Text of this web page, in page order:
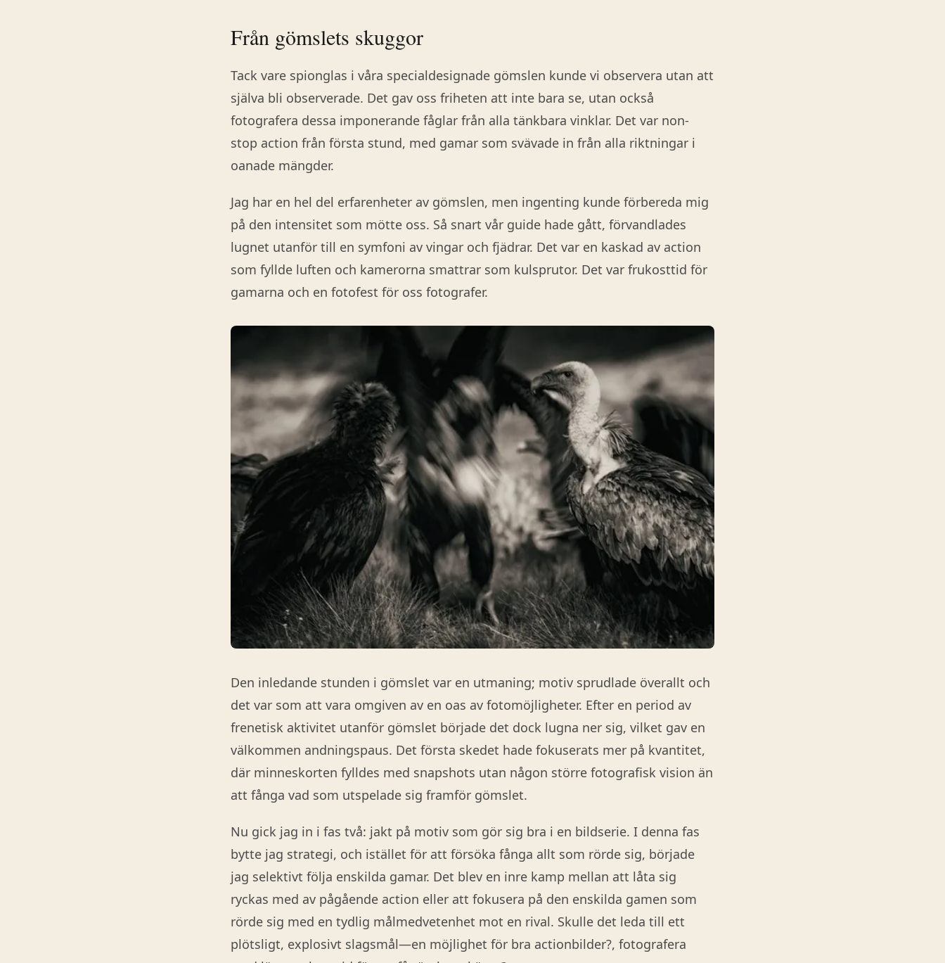
Från gömslets skuggor
Tack vare spionglas i våra specialdesignade gömslen kunde vi observera utan att
själva bli observerade. Det gav oss friheten att inte bara se, utan också
fotografera dessa imponerande fåglar från alla tänkbara vinklar. Det var non-
stop action från första stund, med gamar som svävade in från alla riktningar i
oanade mängder.
Jag har en hel del erfarenheter av gömslen, men ingenting kunde förbereda mig
på den intensitet som mötte oss. Så snart vår guide hade gått, förvandlades
lugnet utanför till en symfoni av vingar och fjädrar. Det var en kaskad av action
som fyllde luften och kamerorna smattrar som kulsprutor. Det var frukosttid för
gamarna och en fotofest för oss fotografer.
Den inledande stunden i gömslet var en utmaning; motiv sprudlade överallt och
det var som att vara omgiven av en oas av fotomöjligheter. Efter en period av
frenetisk aktivitet utanför gömslet började det dock lugna ner sig, vilket gav en
välkommen andningspaus. Det första skedet hade fokuserats mer på kvantitet,
där minneskorten fylldes med snapshots utan någon större fotografisk vision än
att fånga vad som utspelade sig framför gömslet.
Nu gick jag in i fas två: jakt på motiv som gör sig bra i en bildserie. I denna fas
bytte jag strategi, och istället för att försöka fånga allt som rörde sig, började
jag selektivt följa enskilda gamar. Det blev en inre kamp mellan att låta sig
ryckas med av pågående action eller att fokusera på den enskilda gamen som
rörde sig med en tydlig målmedvetenhet mot en rival. Skulle det leda till ett
plötsligt, explosivt slagsmål—en möjlighet för bra actionbilder?, fotografera